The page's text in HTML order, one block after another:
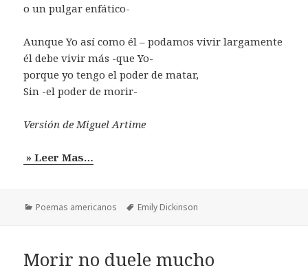
o un pulgar enfático-
Aunque Yo así como él – podamos vivir largamente
él debe vivir más -que Yo-
porque yo tengo el poder de matar,
Sin -el poder de morir-
Versión de Miguel Artime
» Leer Mas…
Categorías
Poemas americanos Etiquetas
Emily Dickinson
Morir no duele mucho